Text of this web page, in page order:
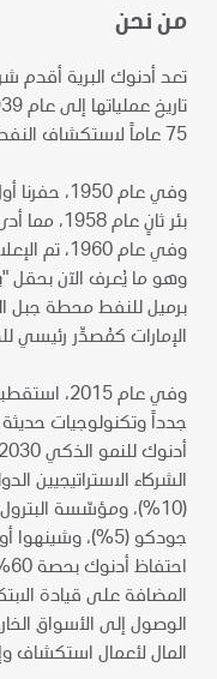
من نحن
تعد أدنوك البرية أقدم
75 عاماً لاستكشاف النفط والغاز في أبوظبي.
وفي عام
بئر ثانٍ
وفي عام
برميل للنفط محطة جبل
الإمارات كمُصدِّر رئيسي
وفي عام
جدداً وتكنولوجيات
المضافة على قيادة
الوصول إلى الأسواق
المال لأعمال استكشاف